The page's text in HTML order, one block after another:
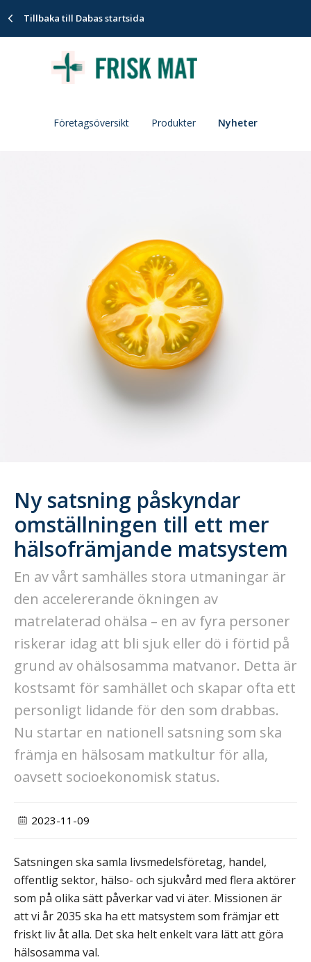
Tillbaka till Dabas startsida
Företagsöversikt Produkter Nyheter
Ny satsning påskyndar
omställningen till ett mer
hälsofrämjande matsystem
En av vårt samhälles stora utmaningar är
den accelererande ökningen av
matrelaterad ohälsa – en av fyra personer
riskerar idag att bli sjuk eller dö i förtid på
grund av ohälsosamma matvanor. Detta är
kostsamt för samhället och skapar ofta ett
personligt lidande för den som drabbas.
Nu startar en nationell satsning som ska
främja en hälsosam matkultur för alla,
oavsett socioekonomisk status.
2023-11-09
Satsningen ska samla livsmedelsföretag, handel,
offentlig sektor, hälso- och sjukvård med flera aktörer
som på olika sätt påverkar vad vi äter. Missionen är
att vi år 2035 ska ha ett matsystem som främjar ett
friskt liv åt alla. Det ska helt enkelt vara lätt att göra
hälsosamma val.